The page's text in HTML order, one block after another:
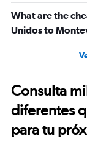
What are the
Unidos to
Consulta
diferentes
para tu